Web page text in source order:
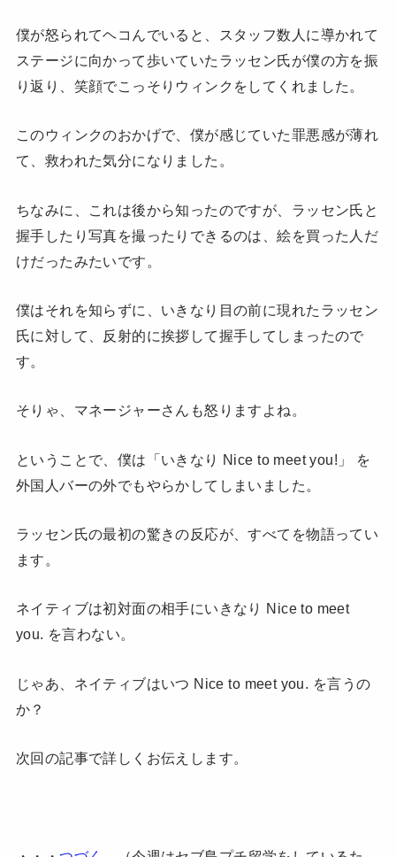
僕が怒られてヘコんでいると、スタッフ数人に導かれて
ステージに向かって歩いていたラッセン氏が僕の方を振
り返り、笑顔でこっそりウィンクをしてくれました。
このウィンクのおかげで、僕が感じていた罪悪感が薄れ
て、救われた気分になりました。
ちなみに、これは後から知ったのですが、ラッセン氏と
握手したり写真を撮ったりできるのは、絵を買った人だ
けだったみたいです。
僕はそれを知らずに、いきなり目の前に現れたラッセン
氏に対して、反射的に挨拶して握手してしまったので
す。
そりゃ、マネージャーさんも怒りますよね。
ということで、僕は「いきなり Nice to meet you!」 を
外国人バーの外でもやらかしてしまいました。
ラッセン氏の最初の驚きの反応が、すべてを物語ってい
ます。
ネイティブは初対面の相手にいきなり Nice to meet
you. を言わない。
じゃあ、ネイティブはいつ Nice to meet you. を言うの
か？
次回の記事で詳しくお伝えします。